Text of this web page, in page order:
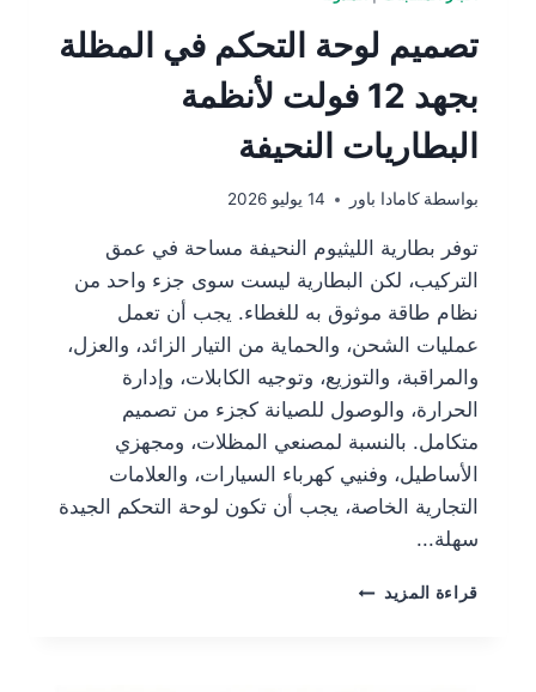
تصميم لوحة التحكم في المظلة
بجهد 12 فولت لأنظمة
البطاريات النحيفة
بواسطة كامادا باور 14 يوليو 2026
توفر بطارية الليثيوم النحيفة مساحة في عمق
التركيب، لكن البطارية ليست سوى جزء واحد من
نظام طاقة موثوق به للغطاء. يجب أن تعمل
عمليات الشحن، والحماية من التيار الزائد، والعزل،
والمراقبة، والتوزيع، وتوجيه الكابلات، وإدارة
الحرارة، والوصول للصيانة كجزء من تصميم
متكامل. بالنسبة لمصنعي المظلات، ومجهزي
الأساطيل، وفنيي كهرباء السيارات، والعلامات
التجارية الخاصة، يجب أن تكون لوحة التحكم الجيدة
سهلة...
قراءة المزيد